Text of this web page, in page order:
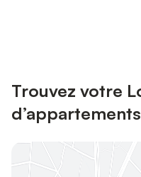
Trouvez votre